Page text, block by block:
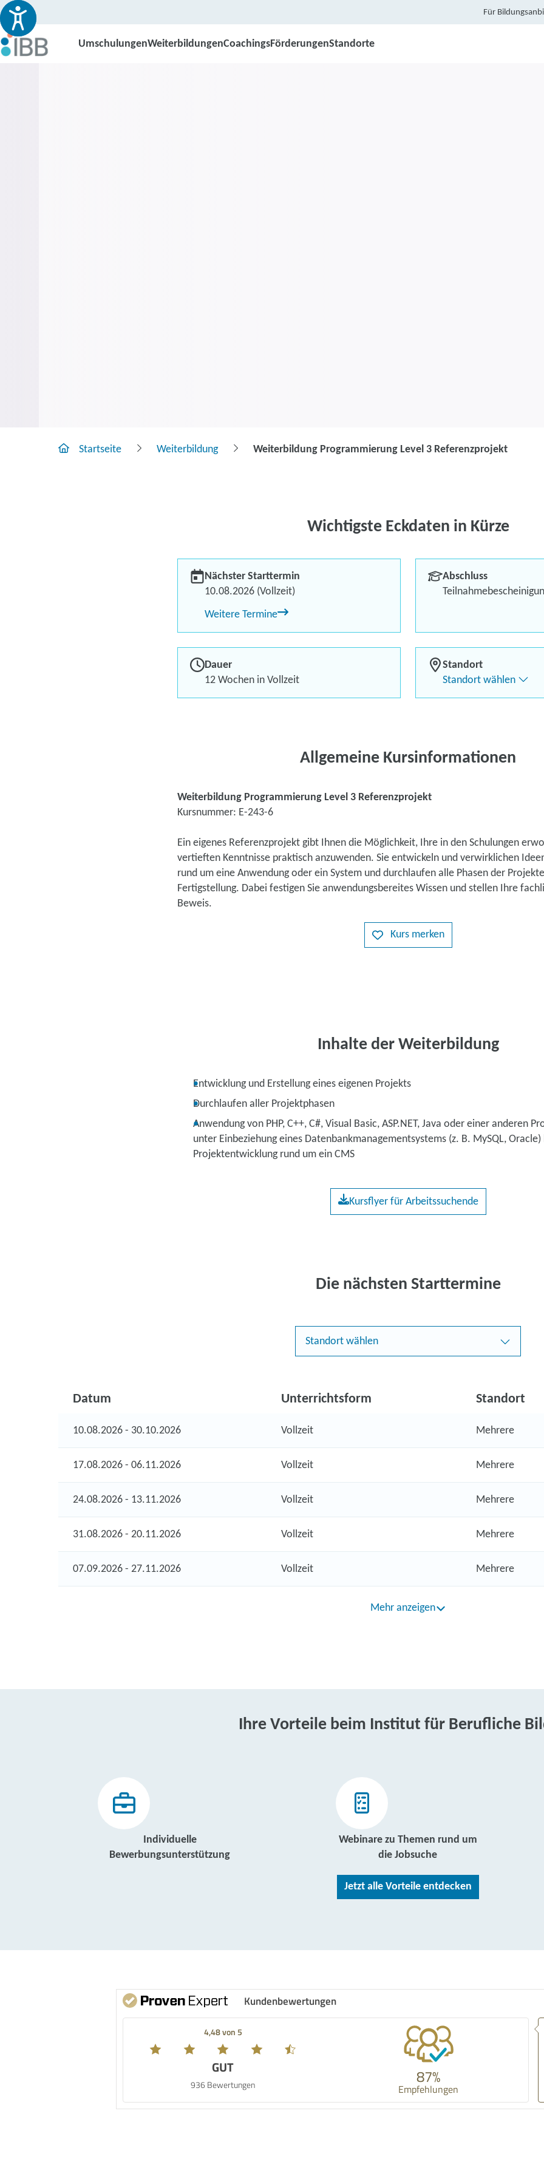
Für
UmschulungenWeiterbildungenCoachingsFörderungenStandorte
3
Berufliches Profil
Bis zu 100 % Förderung
Startseite Weiterbildung Weiterbildung Programmierung Level 3 Referenzprojekt
Wichtigste Eckdaten in Kürze
Nächster Starttermin
10.08.2026 (Vollzeit)
Weitere Termine
Abschluss
Dauer
12 Wochen in Vollzeit
Standort
Standort wählen
Allgemeine Kursinformationen
Weiterbildung Programmierung Level 3 Referenzprojekt
Kursnummer: E-243-6
Ein eigenes Referenzprojekt gibt Ihnen die Möglichkeit, Ihre in den Schulungen
vertieften Kenntnisse praktisch anzuwenden. Sie entwickeln und verwirklichen
rund um eine Anwendung oder ein System und durchlaufen alle Phasen der
Fertigstellung. Dabei festigen Sie anwendungsbereites Wissen und stellen Ihre
Beweis.
Kurs merken
Inhalte der Weiterbildung
Entwicklung und Erstellung eines eigenen Projekts
Durchlaufen aller Projektphasen
Anwendung von PHP, C++, C#, Visual Basic, ASP.NET, Java oder einer anderen
unter Einbeziehung eines Datenbankmanagementsystems (z. B. MySQL,
Projektentwicklung rund um ein CMS
Kursflyer für Arbeitssuchende
Die nächsten Starttermine
Standort wählen
Datum Unterrichtsform Standort
10.08.2026 - 30.10.2026 Vollzeit Mehrere
17.08.2026 - 06.11.2026 Vollzeit Mehrere
24.08.2026 - 13.11.2026 Vollzeit Mehrere
31.08.2026 - 20.11.2026 Vollzeit Mehrere
07.09.2026 - 27.11.2026 Vollzeit Mehrere
Mehr anzeigen
Ihre Vorteile beim Institut für Berufliche
Individuelle
Bewerbungsunterstützung
Webinare zu Themen rund um
die Jobsuche
Jetzt alle Vorteile entdecken
Kundenbewertungen
4,48 von 5
GUT
936 Bewertungen 87%
Empfehlungen